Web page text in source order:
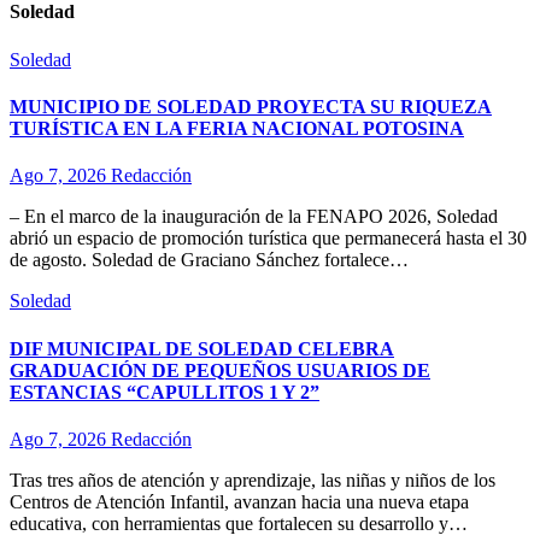
Soledad
Soledad
MUNICIPIO DE SOLEDAD PROYECTA SU RIQUEZA
TURÍSTICA EN LA FERIA NACIONAL POTOSINA
Ago 7, 2026 Redacción
– En el marco de la inauguración de la FENAPO 2026, Soledad
abrió un espacio de promoción turística que permanecerá hasta el 30
de agosto. Soledad de Graciano Sánchez fortalece…
Soledad
DIF MUNICIPAL DE SOLEDAD CELEBRA
GRADUACIÓN DE PEQUEÑOS USUARIOS DE
ESTANCIAS “CAPULLITOS 1 Y 2”
Ago 7, 2026 Redacción
Tras tres años de atención y aprendizaje, las niñas y niños de los
Centros de Atención Infantil, avanzan hacia una nueva etapa
educativa, con herramientas que fortalecen su desarrollo y…